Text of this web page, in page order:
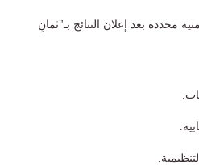
محددة بعد إعلان النتائج بـ"ثمانِ